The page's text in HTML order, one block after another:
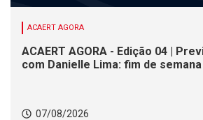
ACAERT AGORA
ACAERT AGORA - Edição 04 |
com Danielle Lima: fim de
07/08/2026